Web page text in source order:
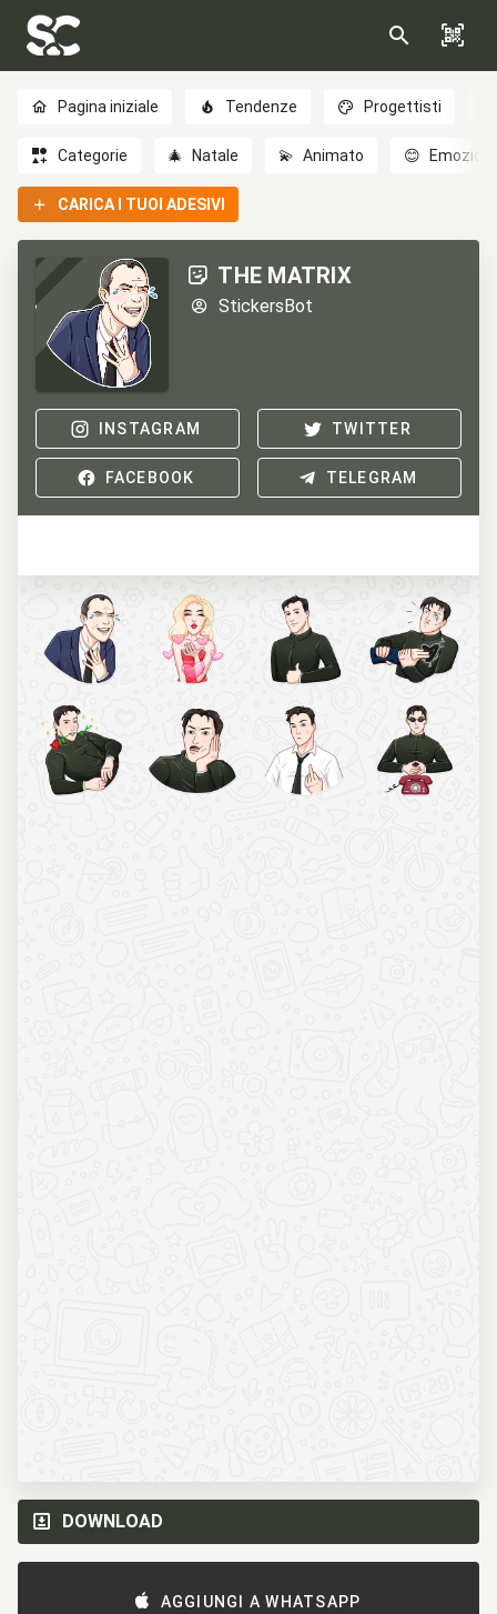
Pagina iniziale Tendenze Progettisti
Categorie 🎄 Natale 💫 Animato 😊 Emozioni
CARICA I TUOI ADESIVI
THE MATRIX
StickersBot
INSTAGRAM TWITTER
FACEBOOK TELEGRAM
DOWNLOAD
AGGIUNGI A WHATSAPP